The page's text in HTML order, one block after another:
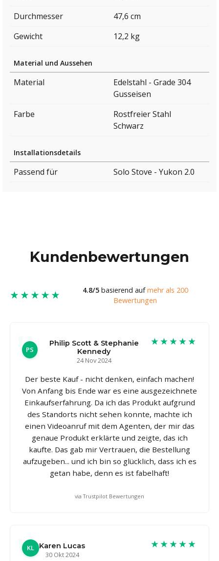
Durchmesser
47,6 cm
Gewicht
12,2 kg
Material und Aussehen
Material
Edelstahl - Grade 304
Gusseisen
Farbe
Rostfreier Stahl
Schwarz
Installationsdetails
Passend für Solo Stove - Yukon 2.0
Kundenbewertungen
★★★★★ 4.8/5basierend aufmehr als 200
Bewertungen
PS
Philip Scott & Stephanie
Kennedy
24 Nov 2024
★★★★★
Der beste Kauf - nicht denken, einfach machen!
Von Anfang bis Ende war es eine ausgezeichnete
Einkaufserfahrung. Da ich das Produkt aufgrund
des Standorts nicht sehen konnte, machte ich
einen Videoanruf mit dem Agenten, der mir das
genaue Produkt erklärte und zeigte, das ich
kaufte. Das gab mir Vertrauen, die Bestellung
aufzugeben... und ich bin so glücklich, dass ich es
getan habe, denn es ist fabelhaft!
via Trustpilot Bewertungen
KL
Karen Lucas
30 Okt 2024
★★★★★